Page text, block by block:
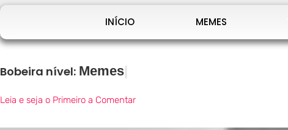
INÍCIO MEMES
Bobeira nível: Memes
Leia e seja o Primeiro a Comentar